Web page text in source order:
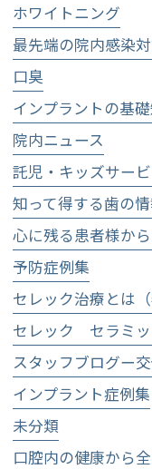
ホワイトニング
最先端の院内感染
口臭
インプラントの基
院内ニュース
託児・キッズサー
知って得する歯の
心に残る患者様か
予防症例集
セレック治療とは
セレック セラミ
スタッフブログー
インプラント症例集
未分類
口腔内の健康から